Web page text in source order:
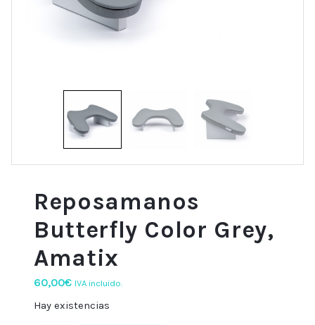
Reposamanos
Butterfly Color Grey,
Amatix
60,00€ IVA incluido.
Hay existencias